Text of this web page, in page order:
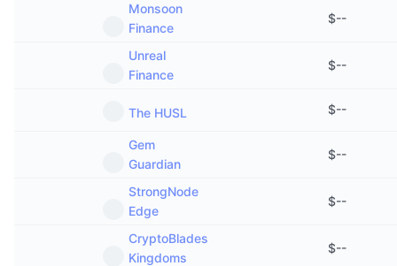
Próximas Vendas
Taxas de Financiamento
Aprenda e Ganhe
Calendário de ICO
Monsoon
Finance
$--
Unreal
Finance
$--
The HUSL $--
Gem
Guardian
$--
StrongNode
Edge
$--
CryptoBlades
Kingdoms
$--